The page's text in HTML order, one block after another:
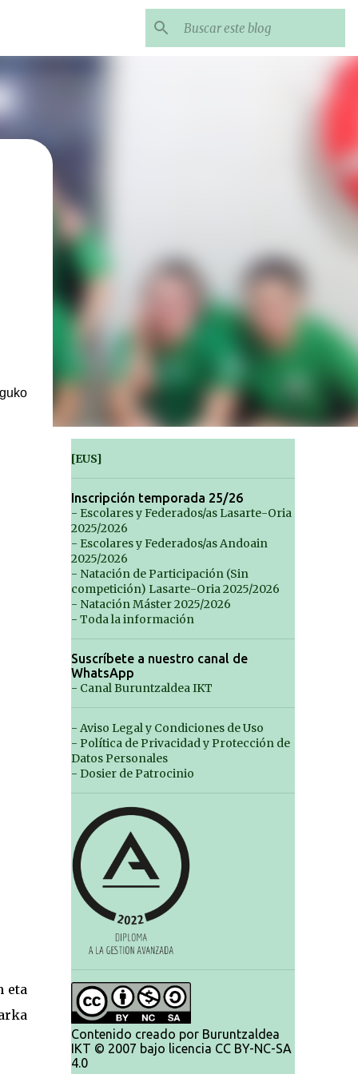
eta
[EUS]
Inscripción temporada 25/26
- Escolares y Federados/as Lasarte-Oria
2025/2026
- Escolares y Federados/as Andoain
2025/2026
- Natación de Participación (Sin
competición) Lasarte-Oria 2025/2026
- Natación Máster 2025/2026
- Toda la información
Suscríbete a nuestro canal de
WhatsApp
- Canal Buruntzaldea IKT
- Aviso Legal y Condiciones de Uso
- Política de Privacidad y Protección de
Datos Personales
- Dosier de Patrocinio
Contenido creado por Buruntzaldea
IKT © 2007 bajo licencia CC BY-NC-SA
4.0